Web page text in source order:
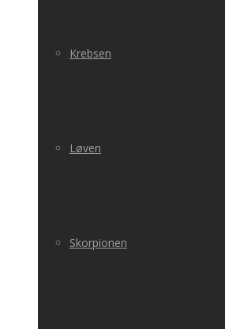
Krebsen
Løven
Skorpionen